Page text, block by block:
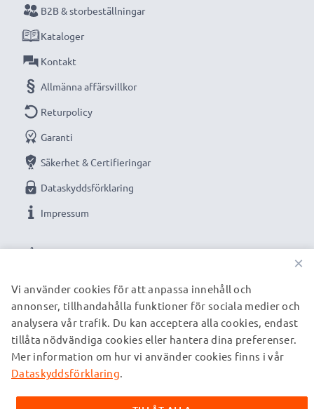
VÅRA BETALNINGSALTERNATIV
B2B & storbeställningar
Kataloger
Kontakt
Allmänna affärsvillkor
Returpolicy
Garanti
Säkerhet & Certifieringar
Dataskyddsförklaring
Impressum
VÅRA FRAKTPARTNERS
© subtel.se 2026
Alla priser är inklusive moms och exklusive fraktkostnader.
varumärken tillhörande deras ägare och anges på våra
×
Vi använder cookies för att anpassa innehåll och
annonser, tillhandahålla funktioner för sociala medier och
analysera vår trafik. Du kan acceptera alla cookies, endast
tillåta nödvändiga cookies eller hantera dina preferenser.
Mer information om hur vi använder cookies finns i vår
Dataskyddsförklaring.